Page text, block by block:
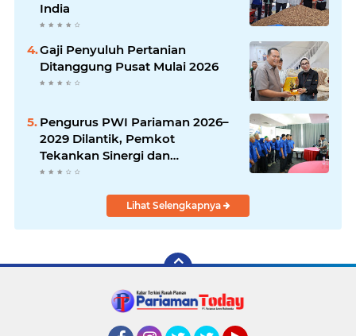
India
Gaji Penyuluh Pertanian
Ditanggung Pusat Mulai 2026
Pengurus PWI Pariaman 2026–
2029 Dilantik, Pemkot
Tekankan Sinergi dan
Profesionalisme Pers
Lihat Selengkapnya